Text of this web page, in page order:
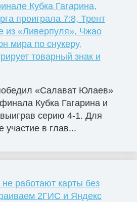
Кубка Гагарина,
проиграла 7:8, Трент
из «Ливерпуля», Чжао
мира по снукеру,
товарный знак и
«Салават Юлаев»
Кубка Гагарина и
серию 4-1. Для
участие в глав...
работают карты без
2ГИС и Яндекс